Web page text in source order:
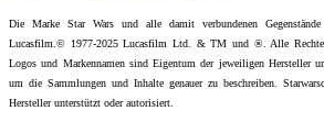
Die Marke Star Wars und alle damit verbundenen
Lucasfilm.© 1977-2025 Lucasfilm Ltd. & TM und ®. Alle Rechte
Logos und Markennamen sind Eigentum der jeweiligen Hersteller
um die Sammlungen und Inhalte genauer zu beschreiben.
Hersteller unterstützt oder autorisiert.